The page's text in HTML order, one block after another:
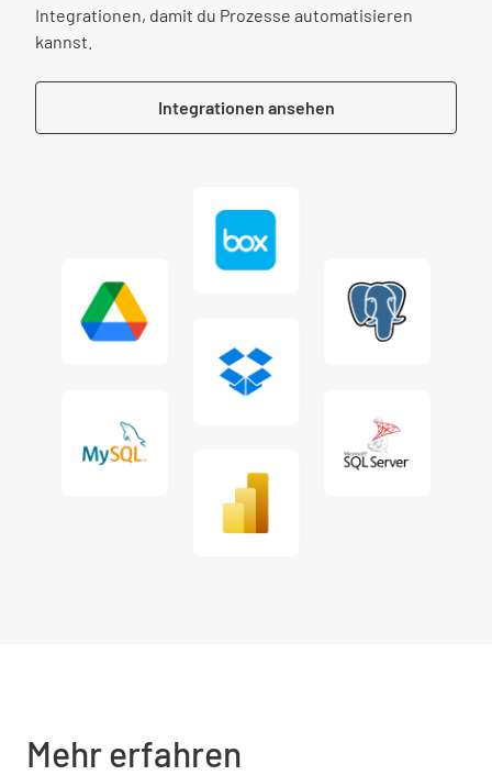
Integrationen, damit du Prozesse automatisieren
kannst.
Integrationen ansehen
Mehr erfahren